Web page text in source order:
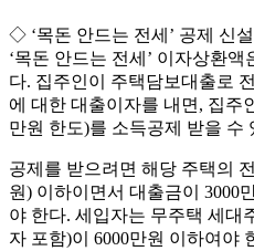
◇ ‘목돈 안드는 전세’ 공제 신
‘목돈 안드는 전세’ 이자상환액
다. 집주인이 주택담보대출로
에 대한 대출이자를 내면, 집주
만원 한도)를 소득공제 받을 수
공제를 받으려면 해당 주택의
원) 이하이면서 대출금이 3000
야 한다. 세입자는 무주택 세대
자 포함)이 6000만원 이하여야